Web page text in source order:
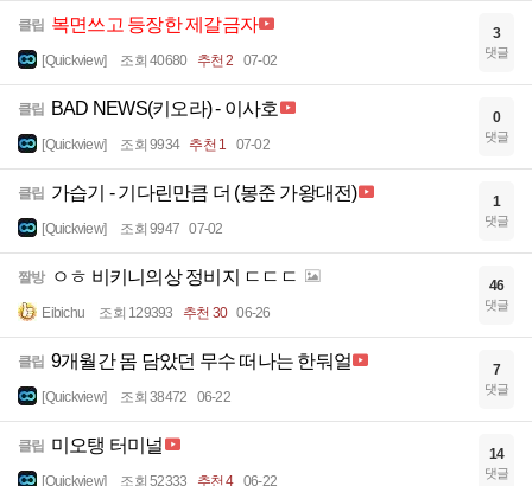
클립 복면쓰고 등장한 제갈금자
[Quickview] 조회 40680 추천 2 07-02
3
댓글
클립 BAD NEWS(키오라) - 이사호
[Quickview] 조회 9934 추천 1 07-02
0
댓글
클립 가습기 - 기다린만큼 더 (봉준 가왕대전)
[Quickview] 조회 9947 07-02
1
댓글
짤방 ㅇㅎ 비키니의상 정비지 ㄷㄷㄷ
Eibichu 조회 129393 추천 30 06-26
46
댓글
클립 9개월간 몸 담았던 무수 떠나는 한둬얼
[Quickview] 조회 38472 06-22
7
댓글
클립 미오탱 터미널
[Quickview] 조회 52333 추천 4 06-22
14
댓글